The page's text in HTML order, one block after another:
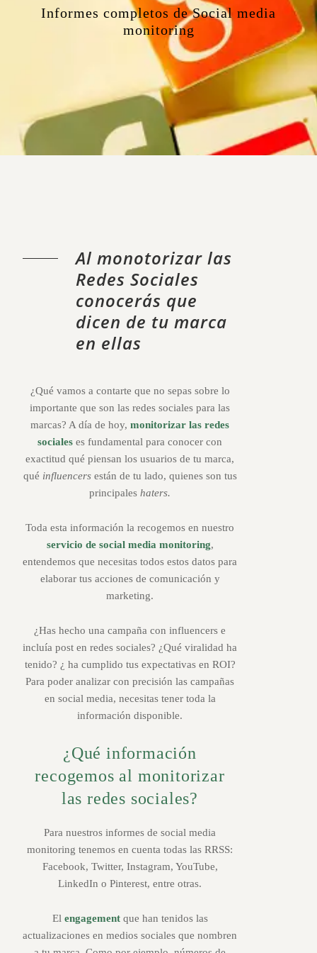
Informes completos de Social media
monitoring
Al monotorizar las
Redes Sociales
conocerás que
dicen de tu marca
en ellas
¿Qué vamos a contarte que no sepas sobre lo
importante que son las redes sociales para las
marcas? A día de hoy, monitorizar las redes
sociales es fundamental para conocer con
exactitud qué piensan los usuarios de tu marca,
qué influencersestán de tu lado, quienes son tus
principales haters.
Toda esta información la recogemos en nuestro
servicio de social media monitoring,
entendemos que necesitas todos estos datos para
elaborar tus acciones de comunicación y
marketing.
¿Has hecho una campaña con influencers e
incluía post en redes sociales? ¿Qué viralidad ha
tenido? ¿ ha cumplido tus expectativas en ROI?
Para poder analizar con precisión las campañas
en social media, necesitas tener toda la
información disponible.
¿Qué información
recogemos al monitorizar
las redes sociales?
Para nuestros informes de social media
monitoring tenemos en cuenta todas las RRSS:
Facebook, Twitter, Instagram, YouTube,
LinkedIn o Pinterest, entre otras.
El engagement que han tenidos las
actualizaciones en medios sociales que nombren